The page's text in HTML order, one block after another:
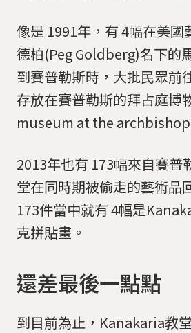
像是 1991年，有 4幅在美國
德柏(Peg Goldberg)名下的
到賽普勒斯時，大批民眾前
存放在賽普勒斯的拜占庭博
museum at the
2013年也有 173幅來自賽普
堂在同時期被偷走的藝術品
173件當中就有 4幅是
克拼貼畫。
還差最後一點點
到目前為止，Kanakaria教